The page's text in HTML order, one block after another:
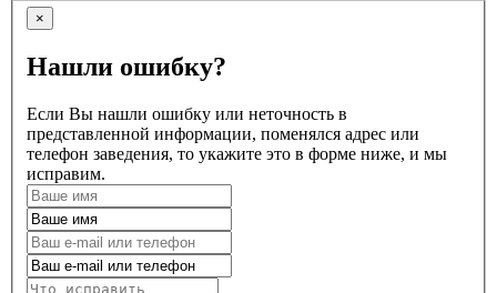
×
Нашли ошибку?
Если Вы нашли ошибку или неточность в
представленной информации, поменялся адрес или
телефон заведения, то укажите это в форме ниже, и мы
исправим.